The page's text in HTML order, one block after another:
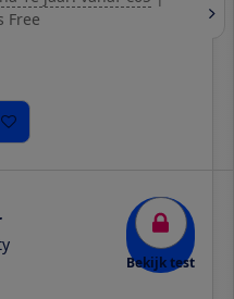
Free
Bekijk test